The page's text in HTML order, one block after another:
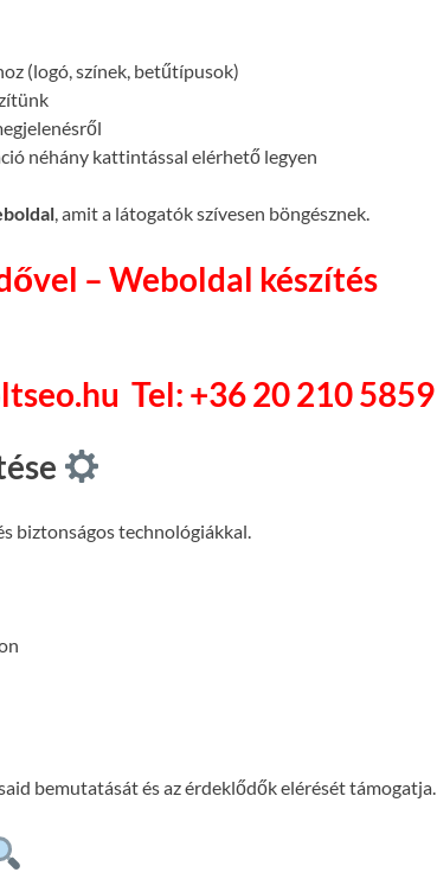
(logó, színek, betűtípusok)
néhány kattintással elérhető legyen
, amit a látogatók szívesen böngésznek.
– Weboldal készítés
Tel: +36 20 210 5859
biztonságos technológiákkal.
bemutatását és az érdeklődők elérését támogatja.